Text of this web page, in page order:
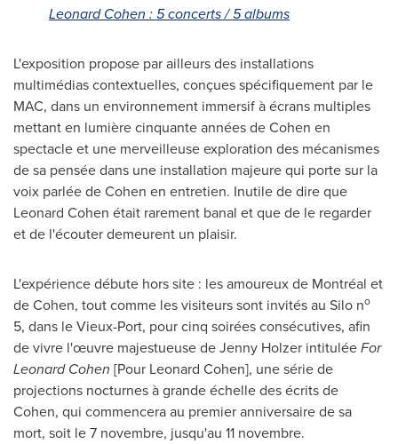
Leonard Cohen : 5 concerts / 5 albums
L'exposition propose par ailleurs des installations
multimédias contextuelles, conçues spécifiquement par le
MAC, dans un environnement immersif à écrans multiples
mettant en lumière cinquante années de Cohen en
spectacle et une merveilleuse exploration des mécanismes
de sa pensée dans une installation majeure qui porte sur la
voix parlée de Cohen en entretien. Inutile de dire que
Leonard Cohen était rarement banal et que de le regarder
et de l'écouter demeurent un plaisir.
L'expérience débute hors site : les amoureux de Montréal et
de Cohen, tout comme les visiteurs sont invités au Silo no
5, dans le Vieux-Port, pour cinq soirées consécutives, afin
de vivre l'œuvre majestueuse deJenny Holzer intituléeFor
Leonard Cohen [Pour Leonard Cohen], une série de
projections nocturnes à grande échelle des écrits de
Cohen, qui commencera au premier anniversaire de sa
mort, soit le 7 novembre, jusqu'au 11 novembre.